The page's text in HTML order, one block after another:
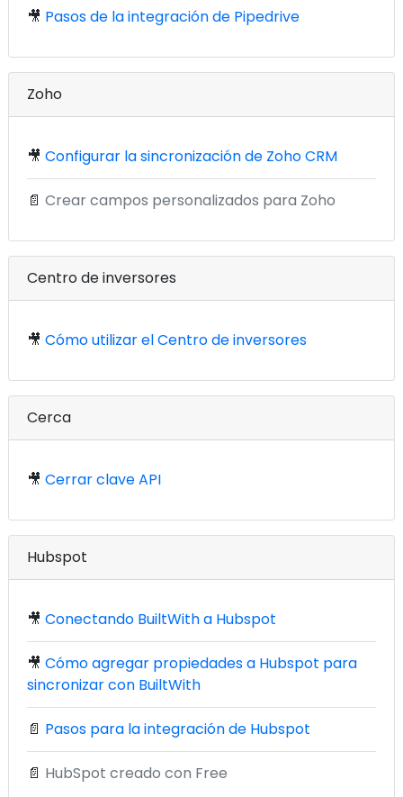
🎥 Pasos de la integración de Pipedrive
Zoho
🎥 Configurar la sincronización de Zoho CRM
📄 Crear campos personalizados para Zoho
Centro de inversores
🎥 Cómo utilizar el Centro de inversores
Cerca
🎥 Cerrar clave API
Hubspot
🎥 Conectando BuiltWith a Hubspot
🎥 Cómo agregar propiedades a Hubspot para
sincronizar con BuiltWith
📄 Pasos para la integración de Hubspot
📄 HubSpot creado con Free